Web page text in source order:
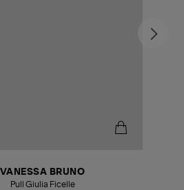
VANESSA BRUNO
Pull Giulia Ficelle